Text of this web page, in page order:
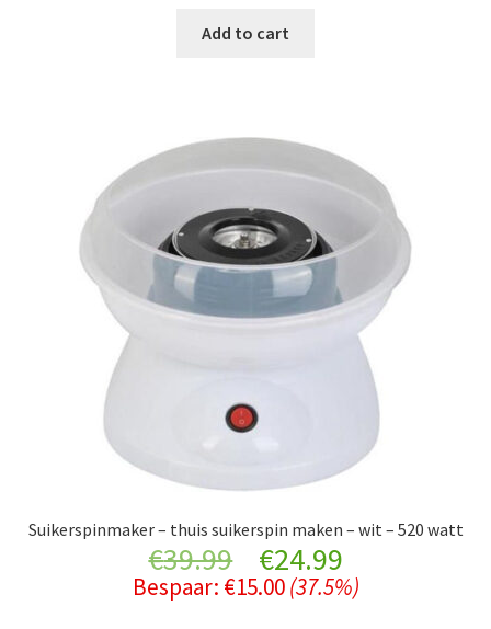
was:
Add to cart
Suikerspinmaker – thuis suikerspin maken – wit – 520 watt
€39.99
Original
price
€24.99Current
price
Bespaar: €15.00 (37.5%)